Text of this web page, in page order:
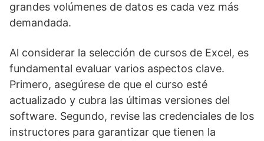
grandes volúmenes de datos es cada vez más
demandada.
Al considerar la selección de cursos de Excel, es
fundamental evaluar varios aspectos clave.
Primero, asegúrese de que el curso esté
actualizado y cubra las últimas versiones del
software. Segundo, revise las credenciales de los
instructores para garantizar que tienen la